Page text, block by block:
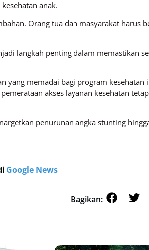
anak.
Orang tua dan masyarakat harus
langkah penting dalam memastikan
yang memadai bagi program kesehatan
akses layanan kesehatan
penurunan angka stunting
Google News
Bagikan: